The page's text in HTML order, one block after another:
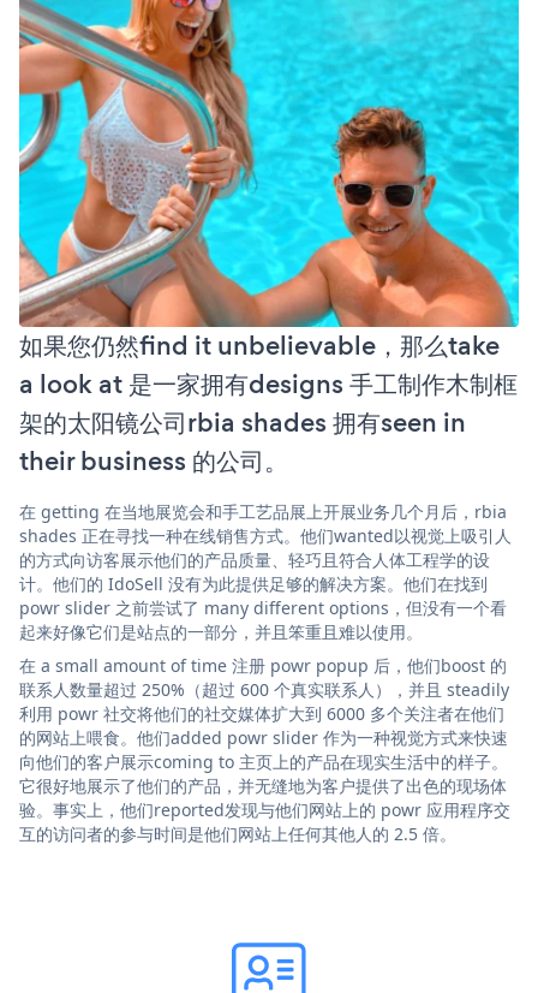
如果您仍然find it unbelievable，那么take
a look at 是一家拥有designs 手工制作木制框
架的太阳镜公司rbia shades 拥有seen in
their business 的公司。
在 getting 在当地展览会和手工艺品展上开展业务几个月后，rbia
shades 正在寻找一种在线销售方式。他们wanted以视觉上吸引人
的方式向访客展示他们的产品质量、轻巧且符合人体工程学的设
计。他们的 IdoSell 没有为此提供足够的解决方案。他们在找到
powr slider 之前尝试了 many different options，但没有一个看
起来好像它们是站点的一部分，并且笨重且难以使用。
在 a small amount of time 注册 powr popup 后，他们boost 的
联系人数量超过 250%（超过 600 个真实联系人），并且 steadily
利用 powr 社交将他们的社交媒体扩大到 6000 多个关注者在他们
的网站上喂食。他们added powr slider 作为一种视觉方式来快速
向他们的客户展示coming to 主页上的产品在现实生活中的样子。
它很好地展示了他们的产品，并无缝地为客户提供了出色的现场体
验。事实上，他们reported发现与他们网站上的 powr 应用程序交
互的访问者的参与时间是他们网站上任何其他人的 2.5 倍。